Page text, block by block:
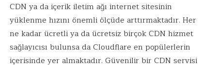
CDN ya da içerik iletim ağı internet sitesinin
yüklenme hızını önemli ölçüde arttırmaktadır. Her
ne kadar ücretli ya da ücretsiz birçok CDN hizmet
sağlayıcısı bulunsa da Cloudflare en popülerlerin
içerisinde yer almaktadır. Güvenilir bir CDN servisi